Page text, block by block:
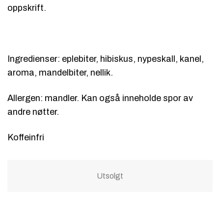
oppskrift.
Ingredienser: eplebiter, hibiskus, nypeskall, kanel,
aroma, mandelbiter, nellik.
Allergen: mandler. Kan også inneholde spor av
andre nøtter.
Koffeinfri
Utsolgt